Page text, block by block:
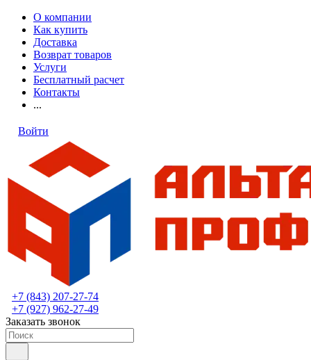
О компании
Как купить
Доставка
Возврат товаров
Услуги
Бесплатный расчет
Контакты
...
Войти
+7 (843) 207-27-74
+7 (927) 962-27-49
Заказать звонок